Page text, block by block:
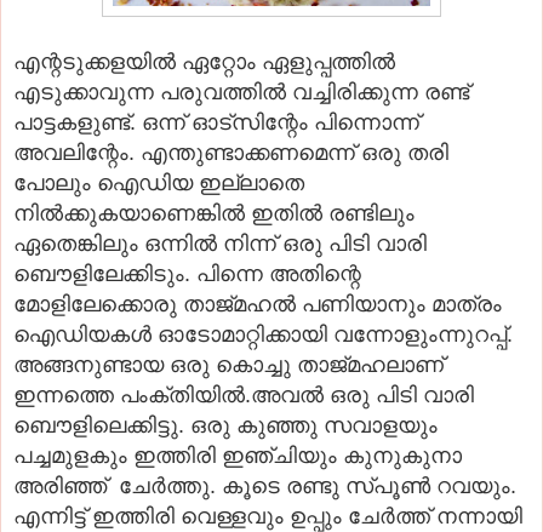
എന്റടുക്കളയിൽ ഏറ്റോം ഏളുപ്പത്തിൽ
എടുക്കാവുന്ന പരുവത്തിൽ വച്ചിരിക്കുന്ന രണ്ട്
പാട്ടകളുണ്ട്. ഒന്ന് ഓട്സിന്റേം പിന്നൊന്ന്
അവലിന്റേം. എന്തുണ്ടാക്കണമെന്ന് ഒരു തരി
പോലും ഐഡിയ ഇല്ലാതെ
നിൽക്കുകയാണെങ്കിൽ ഇതിൽ രണ്ടിലും
ഏതെങ്കിലും ഒന്നിൽ നിന്ന് ഒരു പിടി വാരി
ബൌളിലേക്കിടും. പിന്നെ അതിന്റെ
മോളിലേക്കൊരു താജ്മഹൽ പണിയാനും മാത്രം
ഐഡിയകൾ ഓടോമാറ്റിക്കായി വന്നോളും‌ന്നുറപ്പ്.
അങ്ങനുണ്ടായ ഒരു കൊച്ചു താജ്‌മഹലാണ്
ഇന്നത്തെ പം‌ക്തിയിൽ.അവൽ ഒരു പിടി വാരി
ബൌളിലെക്കിട്ടു. ഒരു കുഞ്ഞു സവാളയും
പച്ചമുളകും ഇത്തിരി ഇഞ്ചിയും കുനുകുനാ
അരിഞ്ഞ് ചേർ‌ത്തു. കൂടെ രണ്ടു സ്പൂൺ റവയും.
എന്നിട്ട് ഇത്തിരി വെള്ളവും ഉപ്പും ചേർത്ത് നന്നായി